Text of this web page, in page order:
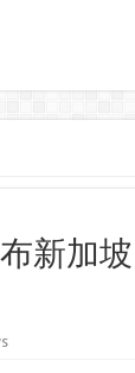
新加坡